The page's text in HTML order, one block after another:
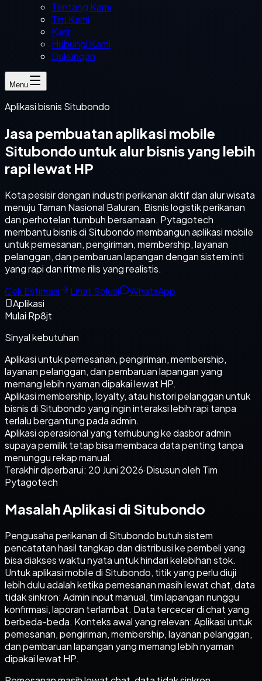
Tentang Kami
Tim Kami
Karir
Hubungi Kami
Dukungan
Menu
Aplikasi bisnis Situbondo
Jasa pembuatan aplikasi mobile
Situbondo untuk alur bisnis yang lebih
rapi lewat HP
Kota pesisir dengan industri perikanan aktif dan alur wisata
menuju Taman Nasional Baluran. Bisnis logistik perikanan
dan perhotelan tumbuh bersamaan. Pytagotech
membantu bisnis di Situbondo membangun aplikasi mobile
untuk pemesanan, pengiriman, membership, layanan
pelanggan, dan pembaruan lapangan dengan sistem inti
yang rapi dan ritme rilis yang realistis.
Cek Estimasi
Lihat Solusi
WhatsApp
Aplikasi
Mulai Rp8jt
Sinyal kebutuhan
Aplikasi untuk pemesanan, pengiriman, membership,
layanan pelanggan, dan pembaruan lapangan yang
memang lebih nyaman dipakai lewat HP.
Aplikasi membership, loyalty, atau histori pelanggan untuk
bisnis di Situbondo yang ingin interaksi lebih rapi tanpa
terlalu bergantung pada admin.
Aplikasi operasional yang terhubung ke dasbor admin
supaya pemilik tetap bisa membaca data penting tanpa
menunggu rekap manual.
Terakhir diperbarui: 20 Juni 2026·Disusun oleh Tim
Pytagotech
Masalah Aplikasi di Situbondo
Pengusaha perikanan di Situbondo butuh sistem
pencatatan hasil tangkap dan distribusi ke pembeli yang
bisa diakses waktu nyata untuk hindari kelebihan stok.
Untuk aplikasi mobile di Situbondo, titik yang perlu diuji
lebih dulu adalah ketika pemesanan masih lewat chat, data
tidak sinkron: Admin input manual, tim lapangan nunggu
konfirmasi, laporan terlambat. Data tercecer di chat yang
berbeda-beda. Konteks awal yang relevan: Aplikasi untuk
pemesanan, pengiriman, membership, layanan pelanggan,
dan pembaruan lapangan yang memang lebih nyaman
dipakai lewat HP.